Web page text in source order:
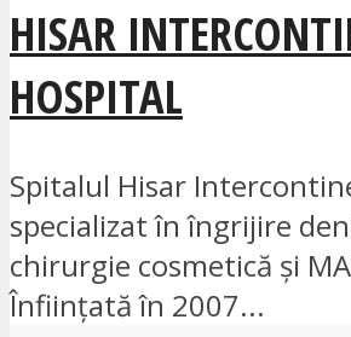
HISAR
HOSPITAL
Spitalul Hisar
specializat în îngrijire
chirurgie cosmetică și
Înființată în 2007...